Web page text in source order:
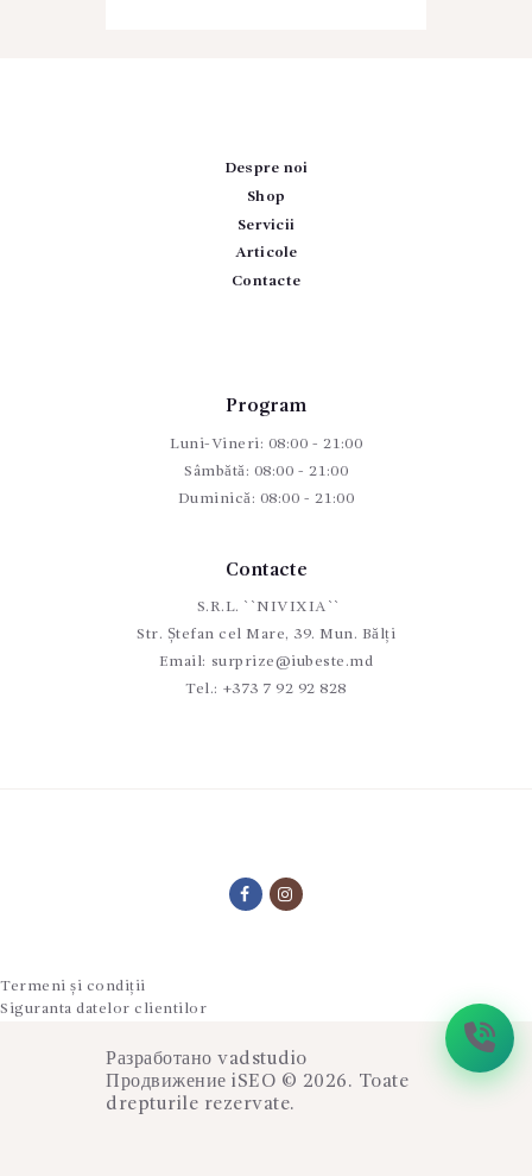
Despre noi
Shop
Servicii
Articole
Contacte
Program
Luni-Vineri: 08:00 - 21:00
Sâmbătă: 08:00 - 21:00
Duminică: 08:00 - 21:00
Contacte
S.R.L. ``NIVIXIA``
Str. Ștefan cel Mare, 39. Mun. Bălți
Email: surprize@iubeste.md
Tel.: +373 7 92 92 828
Termeni și condiții
Siguranta datelor clientilor
Разработано vadstudio
Продвижение iSEO © 2026. Toate
drepturile rezervate.